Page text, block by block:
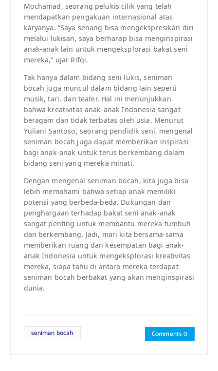
Mochamad, seorang pelukis cilik yang telah
mendapatkan pengakuan internasional atas
karyanya. “Saya senang bisa mengekspresikan diri
melalui lukisan, saya berharap bisa menginspirasi
anak-anak lain untuk mengeksplorasi bakat seni
mereka,” ujar Rifqi.
Tak hanya dalam bidang seni lukis, seniman
bocah juga muncul dalam bidang lain seperti
musik, tari, dan teater. Hal ini menunjukkan
bahwa kreativitas anak-anak Indonesia sangat
beragam dan tidak terbatas oleh usia. Menurut
Yuliani Santoso, seorang pendidik seni, mengenal
seniman bocah juga dapat memberikan inspirasi
bagi anak-anak untuk terus berkembang dalam
bidang seni yang mereka minati.
Dengan mengenal seniman bocah, kita juga bisa
lebih memahami bahwa setiap anak memiliki
potensi yang berbeda-beda. Dukungan dan
penghargaan terhadap bakat seni anak-anak
sangat penting untuk membantu mereka tumbuh
dan berkembang. Jadi, mari kita bersama-sama
memberikan ruang dan kesempatan bagi anak-
anak Indonesia untuk mengeksplorasi kreativitas
mereka, siapa tahu di antara mereka terdapat
seniman bocah berbakat yang akan menginspirasi
dunia.
seniman bocah Comments 0